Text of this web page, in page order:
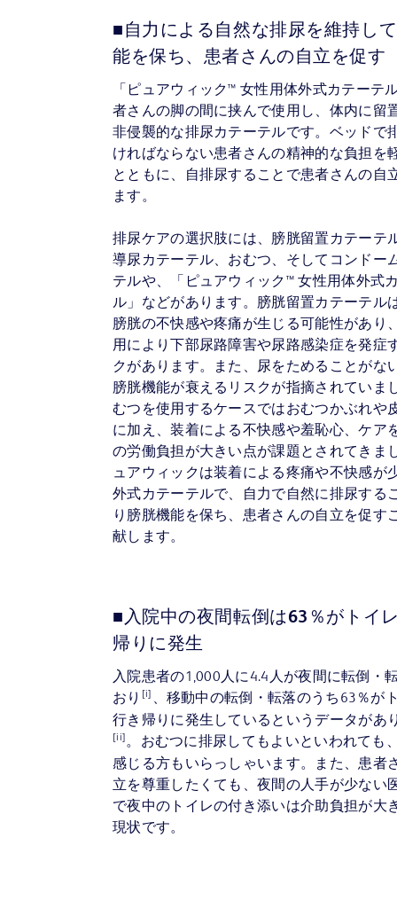
■自力による自然な排尿を維持し
能を保ち、患者さんの自立を促す
「ピュアウィック™ 女性用体外式カテーテ
者さんの脚の間に挟んで使用し、体内に留
非侵襲的な排尿カテーテルです。ベッドで
ければならない患者さんの精神的な負担を
とともに、自排尿することで患者さんの自
ます。
排尿ケアの選択肢には、膀胱留置カテーテ
導尿カテーテル、おむつ、そしてコンドー
テルや、「ピュアウィック™ 女性用体外式
ル」などがあります。膀胱留置カテーテル
膀胱の不快感や疼痛が生じる可能性があり
用により下部尿路障害や尿路感染症を発症
クがあります。また、尿をためることがな
膀胱機能が衰えるリスクが指摘されていま
むつを使用するケースではおむつかぶれや
に加え、装着による不快感や羞恥心、ケア
の労働負担が大きい点が課題とされてきま
ュアウィックは装着による疼痛や不快感が
外式カテーテルで、自力で自然に排尿する
り膀胱機能を保ち、患者さんの自立を促す
献します。
■入院中の夜間転倒は63％がトイ
帰りに発生
入院患者の1,000人に4.4人が夜間に転倒・
おり [i] 、移動中の転倒・転落のうち63％が
行き帰りに発生しているというデータがあ
[ii] 。おむつに排尿してもよいといわれても
感じる方もいらっしゃいます。また、患者
立を尊重したくても、夜間の人手が少ない
で夜中のトイレの付き添いは介助負担が大
現状です。